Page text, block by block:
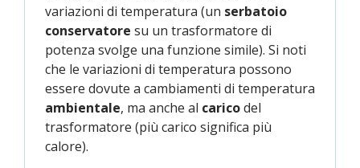
variazioni di temperatura (un serbatoio
conservatore su un trasformatore di
potenza svolge una funzione simile). Si noti
che le variazioni di temperatura possono
essere dovute a cambiamenti di temperatura
ambientale, ma anche al caricodel
trasformatore (più carico significa più
calore).